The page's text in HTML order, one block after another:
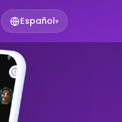
Español▾